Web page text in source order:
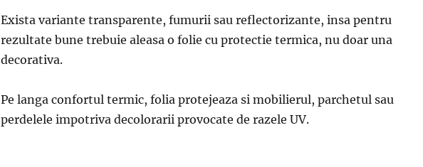
Exista variante transparente, fumurii sau reflectorizante, insa pentru
rezultate bune trebuie aleasa o folie cu protectie termica, nu doar una
decorativa.
Pe langa confortul termic, folia protejeaza si mobilierul, parchetul sau
perdelele impotriva decolorarii provocate de razele UV.